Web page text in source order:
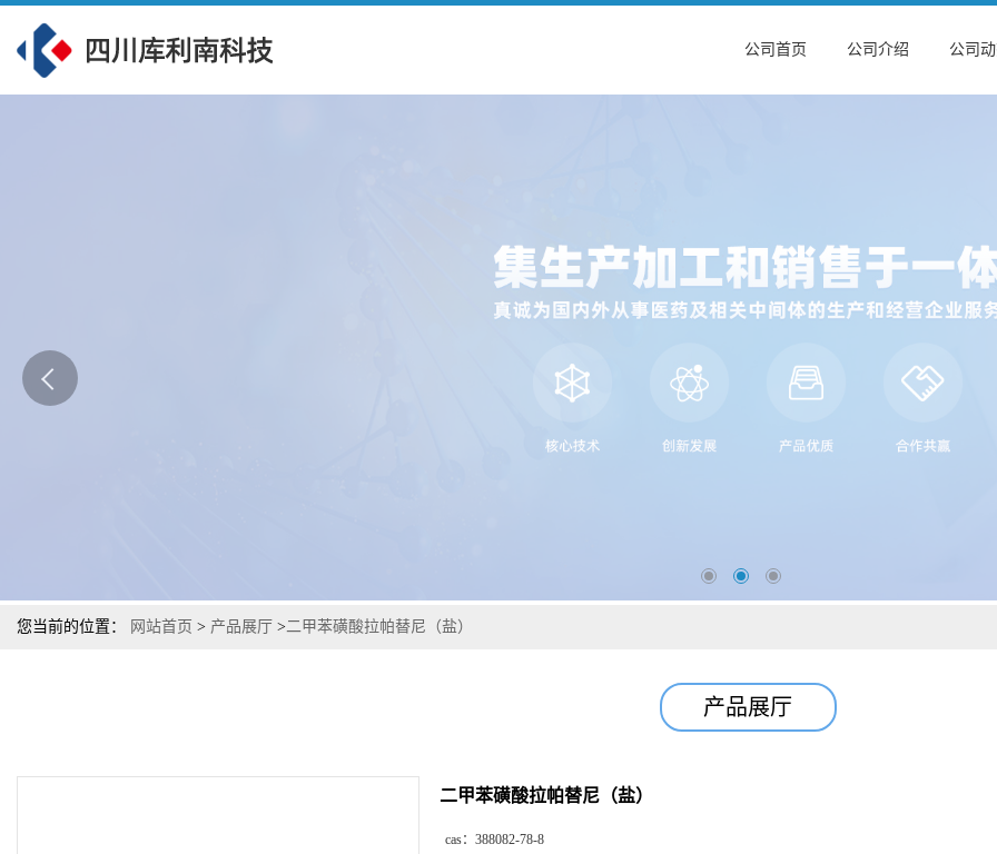
公司首页 公司介绍 公司
您当前的位置： 网站首页 > 产品展厅 >二甲苯磺酸拉帕替尼（盐）
产品展厅
二甲苯磺酸拉帕替尼（盐）
cas： 388082-78-8